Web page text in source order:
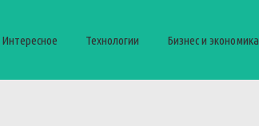
Интересное Технологии Бизнес и экономика